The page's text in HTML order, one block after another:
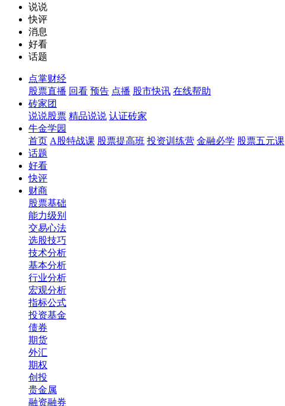
说说
快评
消息
好看
话题
点掌财经
股票直播 回看 预告 点播 股市快讯 在线帮助
砖家团
说说股票 精品说说 认证砖家
牛金学园
首页 A股特战课 股票提高班 投资训练营 金融必学 股票五元课
话题
好看
快评
财商
股票基础
能力级别
交易心法
选股技巧
技术分析
基本分析
行业分析
宏观分析
指标公式
投资基金
债券
期货
外汇
期权
创投
贵金属
融资融券